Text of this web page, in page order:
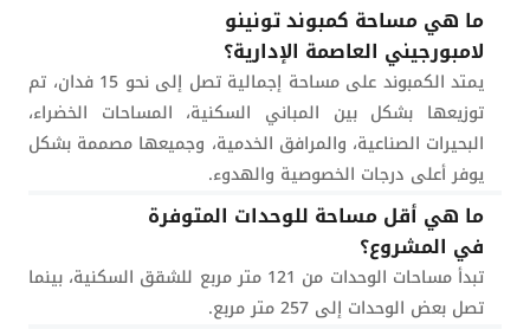
ما هي مساحة كمبوند تونينو
لامبورجيني العاصمة الإدارية؟
يمتد الكمبوند على مساحة إجمالية تصل إلى نحو 15 فدان، تم
توزيعها بشكل بين المباني السكنية، المساحات الخضراء،
البحيرات الصناعية، والمرافق الخدمية، وجميعها مصممة بشكل
يوفر أعلى درجات الخصوصية والهدوء.
ما هي أقل مساحة للوحدات المتوفرة
في المشروع؟
تبدأ مساحات الوحدات من 121 متر مربع للشقق السكنية، بينما
تصل بعض الوحدات إلى 257 متر مربع.